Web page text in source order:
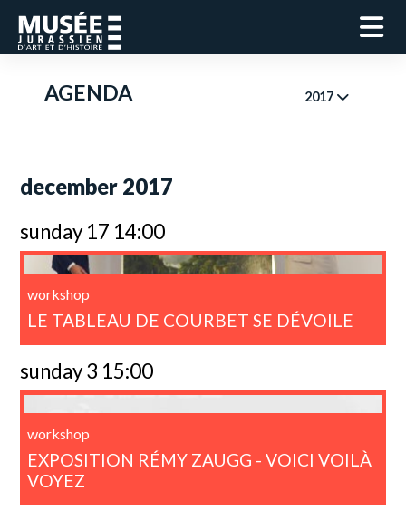
AGENDA 2017
december 2017
sunday 17 14:00
workshop
LE TABLEAU DE COURBET SE DÉVOILE
sunday 3 15:00
workshop
EXPOSITION RÉMY ZAUGG - VOICI VOILÀ
VOYEZ